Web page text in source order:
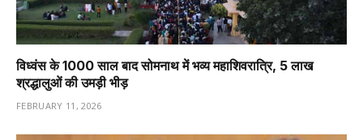
विध्वंस के 1000 साल बाद सोमनाथ में भव्य महाशिवरात्रि, 5 लाख
श्रद्धालुओं की उमड़ी भीड़
FEBRUARY 11, 2026